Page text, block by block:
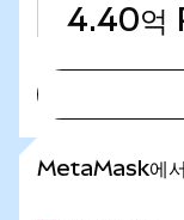
4.40억
MetaMask에